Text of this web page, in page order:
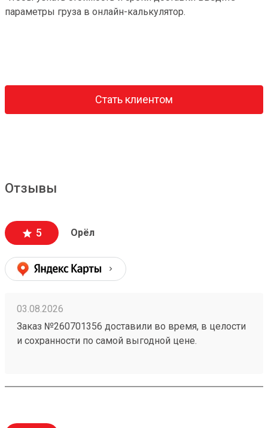
параметры груза в онлайн-калькулятор.
Стать клиентом
Отзывы
5 Орёл
03.08.2026
Заказ №260701356 доставили во время, в целости
и сохранности по самой выгодной цене.